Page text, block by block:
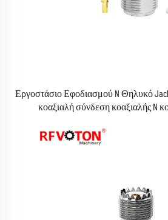
Εργοστάσιο Εφοδιασμού N Θηλυκό Jack
κοαξιαλή σύνδεση κοαξιαλής N